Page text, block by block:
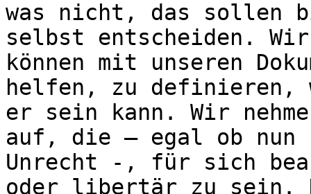
was nicht, das sollen
selbst entscheiden.
können mit unseren
helfen, zu definieren,
er sein kann. Wir
auf, die – egal ob nun
Unrecht -, für sich
oder libertär zu sein.